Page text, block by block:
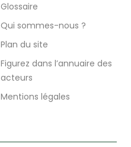
Glossaire
Qui sommes-nous ?
Plan du site
Figurez dans l’annuaire des
acteurs
Mentions légales